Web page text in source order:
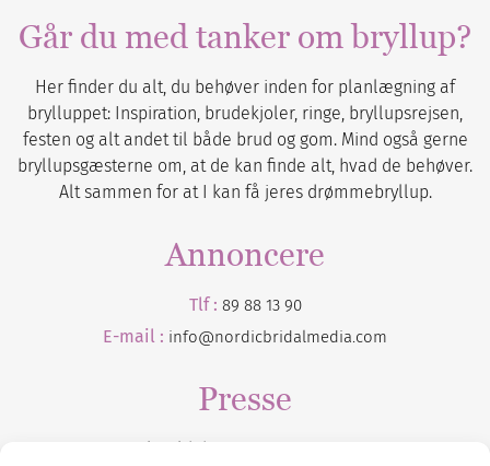
Går du med tanker om bryllup?
Her finder du alt, du behøver inden for planlægning af
brylluppet: Inspiration, brudekjoler, ringe, bryllupsrejsen,
festen og alt andet til både brud og gom. Mind også gerne
bryllupsgæsterne om, at de kan finde alt, hvad de behøver.
Alt sammen for at I kan få jeres drømmebryllup.
Annoncere
Tlf : 89 88 13 90
E-mail : info@nordicbridalmedia.com
Presse
Tilmeld dig vores